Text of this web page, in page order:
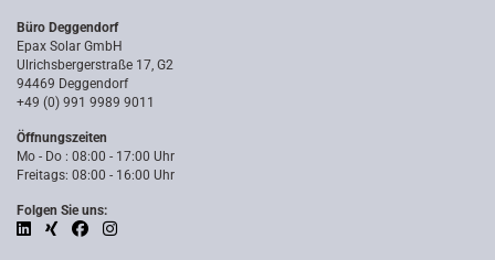
Büro Deggendorf
Epax Solar GmbH
Ulrichsbergerstraße 17, G2
94469 Deggendorf
+49 (0) 991 9989 9011
Öffnungszeiten
Mo - Do : 08:00 - 17:00 Uhr
Freitags: 08:00 - 16:00 Uhr
Folgen Sie uns: